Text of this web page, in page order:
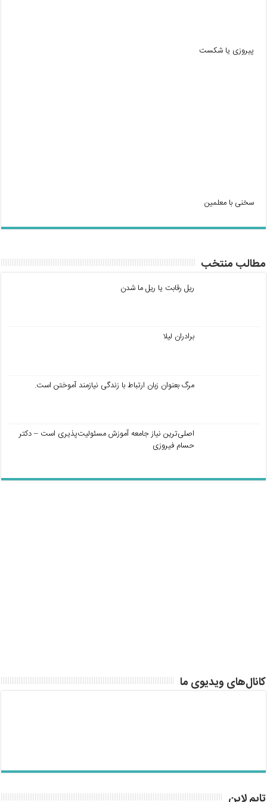
پیروزی یا شکست
سخنی با معلمین
مطالب منتخب
ریل رقابت یا ریل ما شدن
برادران لیلا
مرگ بعنوان زبان ارتباط با زندگی نیازمند آموختن است.
اصلی‌ترین نیاز جامعه آموزش مسئولیت‌پذیری است – دکتر
حسام فیروزی
کانال‌های ویدیوی ما